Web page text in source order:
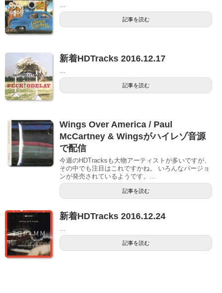
記事を読む
新着HDTracks 2016.12.17
記事を読む
Wings Over America / Paul
McCartney & Wingsがハイレゾ音源
で配信
今週のHDTracksも大物アーティストが多いですが、
その中でも注目はこれですかね。 いろんなバージョ
ンが発売されているようです。...
記事を読む
新着HDTracks 2016.12.24
記事を読む